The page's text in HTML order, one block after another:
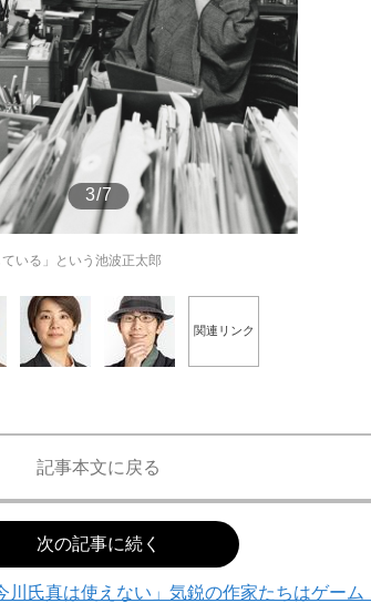
3/7
いる」という池波正太郎
関連リンク
記事本文に戻る
次の記事に続く
川氏真は使えない」気鋭の作家たちはゲーム